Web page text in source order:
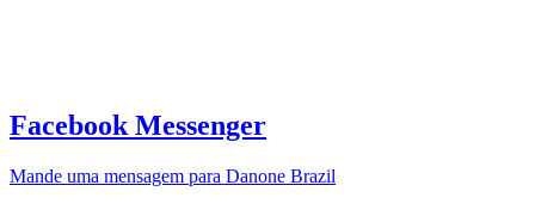
Facebook Messenger
Mande uma mensagem para Danone Brazil